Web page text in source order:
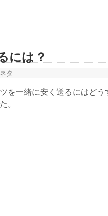
には？
タ
を一緒に安く送るにはどう
。